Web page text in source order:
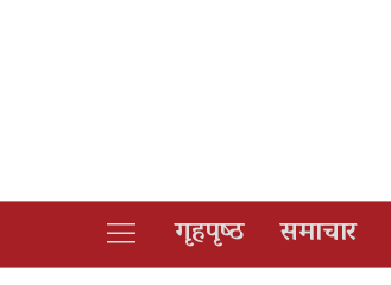
गृहपृष्‍ठ समाचार